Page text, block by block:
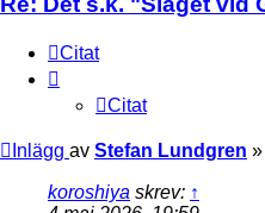
Citat
Citat
Inlägg av Stefan Lundgren »
koroshiya skrev: ↑